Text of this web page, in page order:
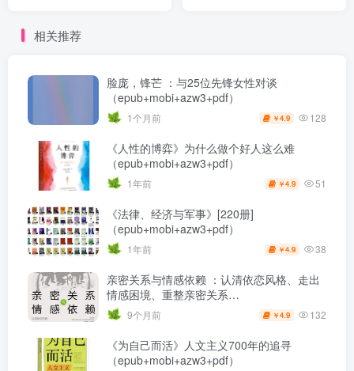
相关推荐
脸庞，锋芒 ：与25位先锋女性对谈
（epub+mobi+azw3+pdf）
1个月前 ￥4.9 128
《人性的博弈》为什么做个好人这么难
（epub+mobi+azw3+pdf）
1年前 ￥4.9 51
《法律、经济与军事》[220册]
（epub+mobi+azw3+pdf）
1年前 ￥4.9 38
亲密关系与情感依赖 ：认清依恋风格、走出
情感困境、重整亲密关系
（epub+mobi+pdf）
9个月前 ￥4.9 132
《为自己而活》人文主义700年的追寻
（epub+mobi+azw3+pdf）